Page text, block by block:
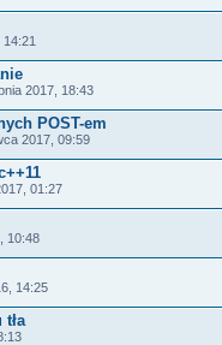
2017, 18:43
POST-em
2017, 09:59
01:27
10:48
14:25